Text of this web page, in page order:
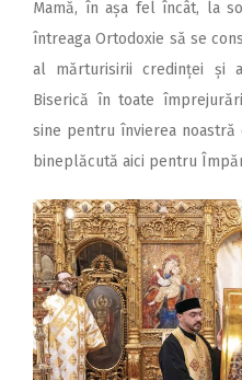
Mamă, în așa fel încât, la
întreaga Ortodoxie să se
al mărturisirii credinței și
Biserică în toate
sine pentru învierea
bineplăcută aici pentru